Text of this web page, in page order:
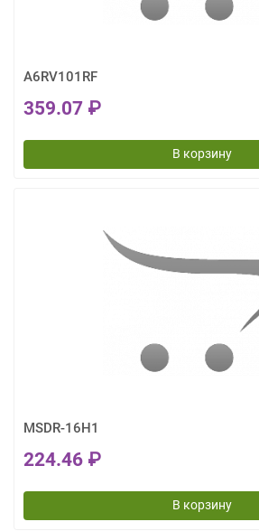
A6RV101RF
359.07 ₽
В корзину
MSDR-16H1
224.46 ₽
В корзину